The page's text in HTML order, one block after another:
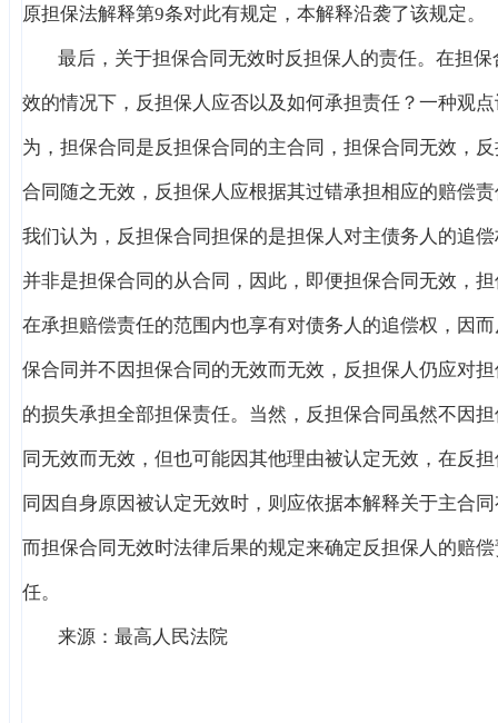
原担保法解释第9条对此有规定，本解释沿袭了该规定。
最后，关于担保合同无效时反担保人的责任。在担保
效的情况下，反担保人应否以及如何承担责任？一种观点
为，担保合同是反担保合同的主合同，担保合同无效，
合同随之无效，反担保人应根据其过错承担相应的赔偿
我们认为，反担保合同担保的是担保人对主债务人的追
并非是担保合同的从合同，因此，即便担保合同无效，
在承担赔偿责任的范围内也享有对债务人的追偿权，因
保合同并不因担保合同的无效而无效，反担保人仍应对
的损失承担全部担保责任。当然，反担保合同虽然不因
同无效而无效，但也可能因其他理由被认定无效，在反
同因自身原因被认定无效时，则应依据本解释关于主合
而担保合同无效时法律后果的规定来确定反担保人的赔偿
任。
来源：最高人民法院